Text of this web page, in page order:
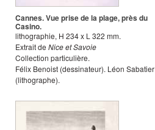
Cannes. Vue prise de la plage, près du
Casino.
lithographie, H 234x L 322 mm.
Extrait de Nice et Savoie
Collection particulière.
Félix Benoist (dessinateur). Léon Sabatier
(lithographe).